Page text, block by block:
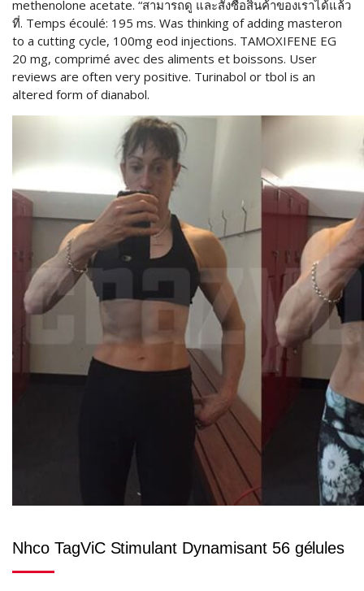
methenolone acetate. “สามารถดู และสั่งซื้อสินค้าของเราได้แล้ว
ที่. Temps écoulé: 195 ms. Was thinking of adding masteron
to a cutting cycle, 100mg eod injections. TAMOXIFENE EG
20 mg, comprimé avec des aliments et boissons. User
reviews are often very positive. Turinabol or tbol is an
altered form of dianabol.
Nhco TagViC Stimulant Dynamisant 56 gélules